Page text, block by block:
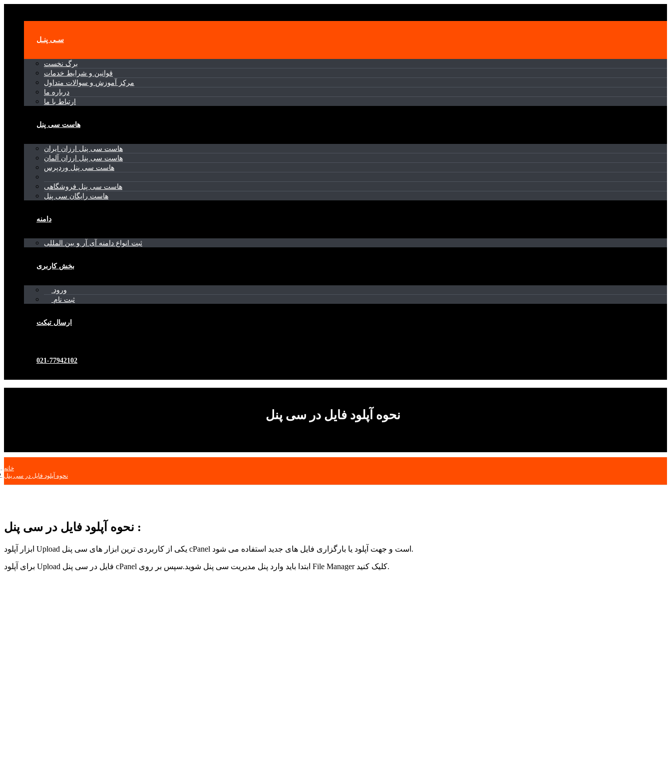
سـی پنـل
برگ نخست
قوانین و شرایط خدمات
مرکز آموزش و سوالات متداول
درباره ما
ارتباط با ما
هاست سی پنل
هاست سی پنل ارزان ایران
هاست سی پنل ارزان آلمان
هاست سی پنل وردپرس
هاست سی پنل فروشگاهی
هاست رایگان سی پنل
دامنه
ثبت انواع دامنه آی آر و بین المللی
بخش کاربری
ورود
ثبت نام
ارسال تیکت
021-77942102
نحوه آپلود فایل در سی پنل
خانه
نحوه آپلود فایل در سی پنل
نحوه آپلود فایل در سی پنل :
ابزار آپلود Upload یکی از کاربردی ترین ابزار های سی پنل cPanel است و جهت آپلود یا بارگزاری فایل های جدید استفاده می شود.
برای آپلود Upload فایل در سی پنل cPanel ابتدا باید وارد پنل مدیریت سی پنل شوید.سپس بر روی File Manager کلیک کنید.